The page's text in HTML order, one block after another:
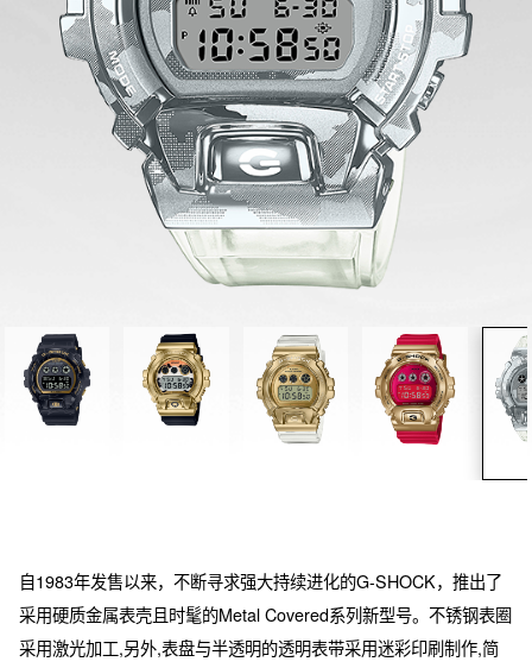
自1983年发售以来，不断寻求强大持续进化的G-SHOCK，推出了
采用硬质金属表壳且时髦的Metal Covered系列新型号。不锈钢表圈
采用激光加工,另外,表盘与半透明的透明表带采用迷彩印刷制作,简